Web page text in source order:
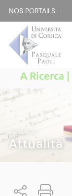
NOS PORTAILS :
A Ricerca |
A RICERCA
Attualità